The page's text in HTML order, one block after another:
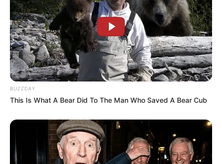
BUZZDAY
This Is What A Bear Did To The Man Who Saved A Bear Cub